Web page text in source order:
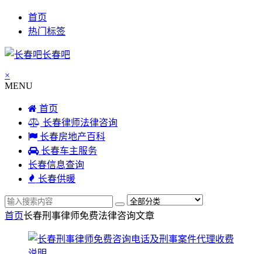
首页
热门标签
长春吧
×
MENU
首页
长春律师法律咨询
长春房地产百科
长春车主服务
长春信息查询
长春供暖
首页长春刑事律师免费法律咨询文章